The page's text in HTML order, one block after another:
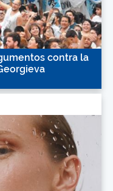
contra la